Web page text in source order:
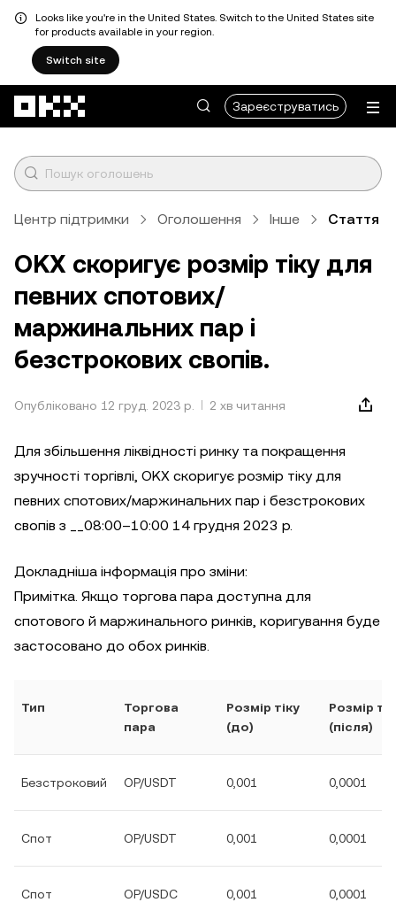
Looks like you're in the United States. Switch to the United States site
for products available in your region.
Switch site
Зареєструватись
Центр підтримки Оголошення Інше Стаття
OKX скоригує розмір тіку для
певних спотових/
маржинальних пар і
безстрокових свопів.
Опубліковано 12 груд. 2023 р. 2 хв читання
Для збільшення ліквідності ринку та покращення
зручності торгівлі, OKX скоригує розмір тіку для
певних спотових/маржинальних пар і безстрокових
свопів з __08:00–10:00 14 грудня 2023 р.
Докладніша інформація про зміни:
Примітка. Якщо торгова пара доступна для
спотового й маржинального ринків, коригування буде
застосовано до обох ринків.
Тип
Торгова
пара
Розмір тіку
(до)
Розмір
(після)
Безстроковий OP/USDT 0,001 0,0001
Спот OP/USDT 0,001 0,0001
Спот OP/USDC 0,001 0,0001